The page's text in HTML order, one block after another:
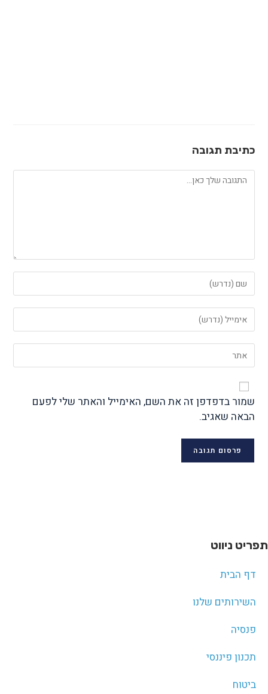
כתיבת תגובה
שמור בדפדפן זה את השם, האימייל והאתר שלי לפעם
הבאה שאגיב.
תפריט ניווט
דף הבית
השירותים שלנו
פנסיה
תכנון פיננסי
ביטוח